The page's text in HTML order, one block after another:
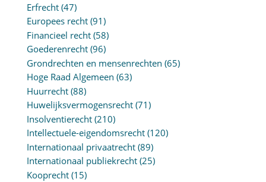
Erfrecht(47)
Europees recht(91)
Financieel recht(58)
Goederenrecht(96)
Grondrechten en mensenrechten (65)
Hoge Raad Algemeen (63)
Huurrecht(88)
Huwelijksvermogensrecht(71)
Insolventierecht(210)
Intellectuele-eigendomsrecht(120)
Internationaal privaatrecht(89)
Internationaal publiekrecht(25)
Kooprecht(15)